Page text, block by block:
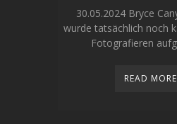
30.05.2024 Bryce
wurde tatsächlich noch
Fotografieren
READ